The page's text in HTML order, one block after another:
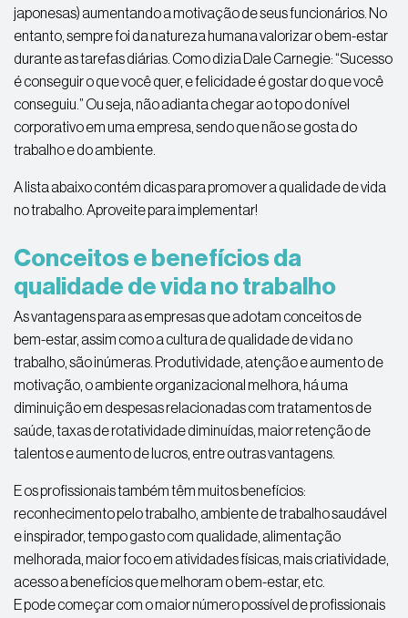
japonesas) aumentando a motivação de seus funcionários. No
entanto, sempre foi da natureza humana valorizar o bem-estar
durante as tarefas diárias. Como dizia Dale Carnegie: “Sucesso
é conseguir o que você quer, e felicidade é gostar do que você
conseguiu.” Ou seja, não adianta chegar ao topo do nível
corporativo em uma empresa, sendo que não se gosta do
trabalho e do ambiente.
A lista abaixo contém dicas para promover a qualidade de vida
no trabalho. Aproveite para implementar!
Conceitos e benefícios da
qualidade de vida no trabalho
As vantagens para as empresas que adotam conceitos de
bem-estar, assim como a cultura de qualidade de vida no
trabalho, são inúmeras. Produtividade, atenção e aumento de
motivação, o ambiente organizacional melhora, há uma
diminuição em despesas relacionadas com tratamentos de
saúde, taxas de rotatividade diminuídas, maior retenção de
talentos e aumento de lucros, entre outras vantagens.
E os profissionais também têm muitos benefícios:
reconhecimento pelo trabalho, ambiente de trabalho saudável
e inspirador, tempo gasto com qualidade, alimentação
melhorada, maior foco em atividades físicas, mais criatividade,
acesso a benefícios que melhoram o bem-estar, etc.
E pode começar com o maior número possível de profissionais